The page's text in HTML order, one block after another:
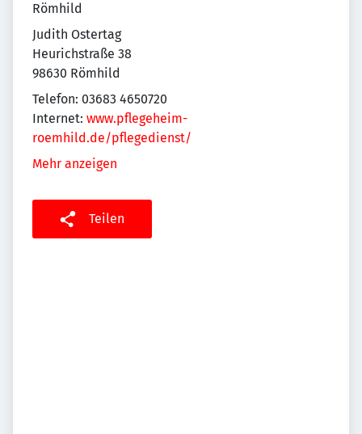
Römhild
Judith Ostertag
Heurichstraße 38
98630 Römhild
Telefon: 03683 4650720
Internet: www.pflegeheim-
roemhild.de/pflegedienst/
Mehr anzeigen
Teilen